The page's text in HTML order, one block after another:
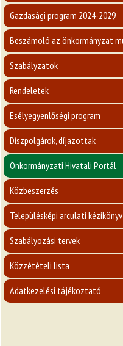
Gazdasági program 2024-2029
Szabályzatok
Rendeletek
Esélyegyenlőségi program
Díszpolgárok, díjazottak
Önkormányzati Hivatali Portál
Közbeszerzés
Településképi arculati kézikönyv
Szabályozási tervek
Közzétételi lista
Adatkezelési tájékoztató